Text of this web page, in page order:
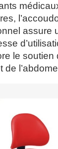
assure
le soutien
de